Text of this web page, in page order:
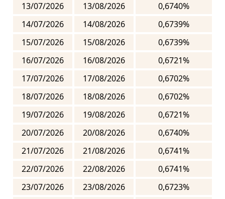
13/07/2026
13/08/2026
0,6740%
14/07/2026
14/08/2026
0,6739%
15/07/2026
15/08/2026
0,6739%
16/07/2026
16/08/2026
0,6721%
17/07/2026
17/08/2026
0,6702%
18/07/2026
18/08/2026
0,6702%
19/07/2026
19/08/2026
0,6721%
20/07/2026
20/08/2026
0,6740%
21/07/2026
21/08/2026
0,6741%
22/07/2026
22/08/2026
0,6741%
23/07/2026
23/08/2026
0,6723%